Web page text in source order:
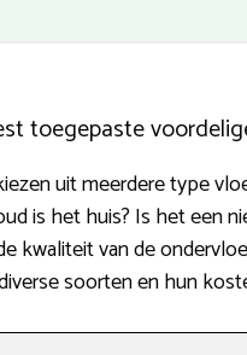
toegepaste
uit meerdere type
is het huis? Is het een
kwaliteit van de
soorten en hun